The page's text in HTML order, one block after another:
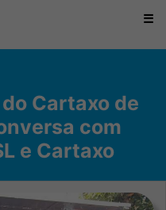
☰
Cartaxo de
com
e Cartaxo